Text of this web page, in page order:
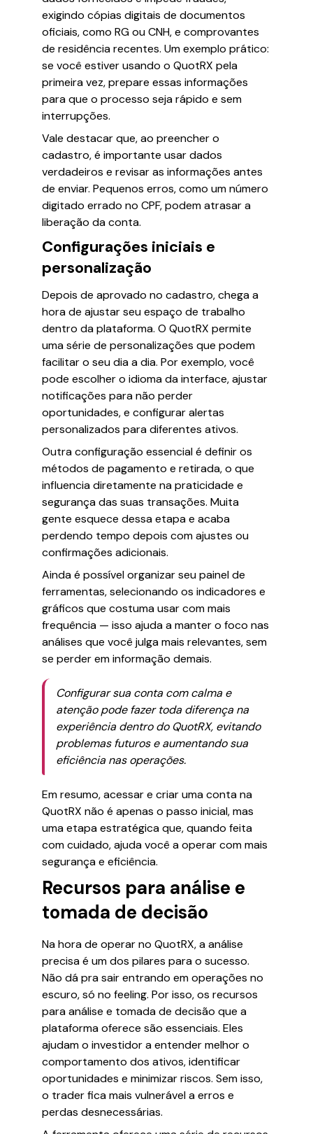
exigindo cópias digitais de documentos
oficiais, como RG ou CNH, e comprovantes
de residência recentes. Um exemplo prático:
se você estiver usando o QuotRX pela
primeira vez, prepare essas informações
para que o processo seja rápido e sem
interrupções.
Vale destacar que, ao preencher o
cadastro, é importante usar dados
verdadeiros e revisar as informações antes
de enviar. Pequenos erros, como um número
digitado errado no CPF, podem atrasar a
liberação da conta.
Configurações iniciais e
personalização
Depois de aprovado no cadastro, chega a
hora de ajustar seu espaço de trabalho
dentro da plataforma. O QuotRX permite
uma série de personalizações que podem
facilitar o seu dia a dia. Por exemplo, você
pode escolher o idioma da interface, ajustar
notificações para não perder
oportunidades, e configurar alertas
personalizados para diferentes ativos.
Outra configuração essencial é definir os
métodos de pagamento e retirada, o que
influencia diretamente na praticidade e
segurança das suas transações. Muita
gente esquece dessa etapa e acaba
perdendo tempo depois com ajustes ou
confirmações adicionais.
Ainda é possível organizar seu painel de
ferramentas, selecionando os indicadores e
gráficos que costuma usar com mais
frequência — isso ajuda a manter o foco nas
análises que você julga mais relevantes, sem
se perder em informação demais.
Configurar sua conta com calma e
atenção pode fazer toda diferença na
experiência dentro do QuotRX, evitando
problemas futuros e aumentando sua
eficiência nas operações.
Em resumo, acessar e criar uma conta na
QuotRX não é apenas o passo inicial, mas
uma etapa estratégica que, quando feita
com cuidado, ajuda você a operar com mais
segurança e eficiência.
Recursos para análise e
tomada de decisão
Na hora de operar no QuotRX, a análise
precisa é um dos pilares para o sucesso.
Não dá pra sair entrando em operações no
escuro, só no feeling. Por isso, os recursos
para análise e tomada de decisão que a
plataforma oferece são essenciais. Eles
ajudam o investidor a entender melhor o
comportamento dos ativos, identificar
oportunidades e minimizar riscos. Sem isso,
o trader fica mais vulnerável a erros e
perdas desnecessárias.